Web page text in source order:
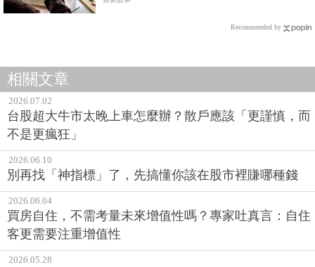
Recommended by
相關文章
2026.07.02
台股超大牛市太晚上車怎麼辦？散戶應該「更謹慎，而
不是更瘋狂」
2026.06.10
別再找「神指標」了，先搞懂你該在股市裡賺哪種錢
2026.06.04
買房自住，不需考量未來增值性嗎？專家吐真言：自住
客更需要注重增值性
2026.05.28